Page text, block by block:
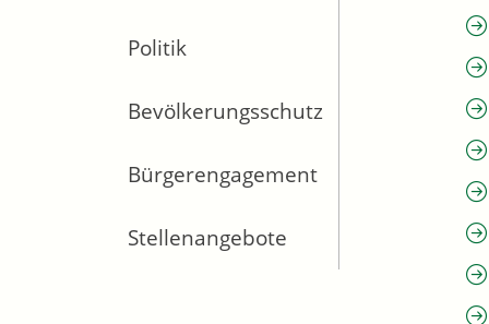
Politik
Bevölkerungsschutz
Bürgerengagement
Stellenangebote